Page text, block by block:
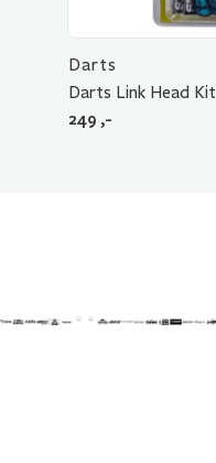
Darts
Darts Link Head Kit
249 ,-